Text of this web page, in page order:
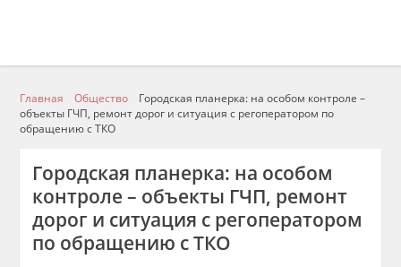
Главная Общество
Городская планерка: на особом контроле –
объекты ГЧП, ремонт дорог и ситуация с регоператором по
обращению с ТКО
Городская планерка: на особом
контроле – объекты ГЧП, ремонт
дорог и ситуация с регоператором
по обращению с ТКО